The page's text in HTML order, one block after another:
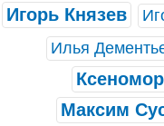
Игорь Князев
Илья
Максим